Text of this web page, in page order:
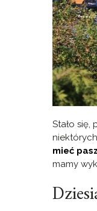
Stało
mieć
mamy